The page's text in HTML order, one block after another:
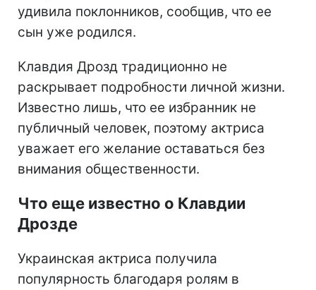
удивила поклонников, сообщив, что ее
сын уже родился.
Клавдия Дрозд традиционно не
раскрывает подробности личной жизни.
Известно лишь, что ее избранник не
публичный человек, поэтому актриса
уважает его желание оставаться без
внимания общественности.
Что еще известно о Клавдии
Дрозде
Украинская актриса получила
популярность благодаря ролям в